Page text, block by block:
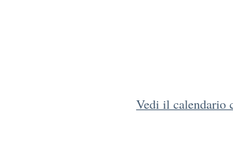
Vedi il calendario